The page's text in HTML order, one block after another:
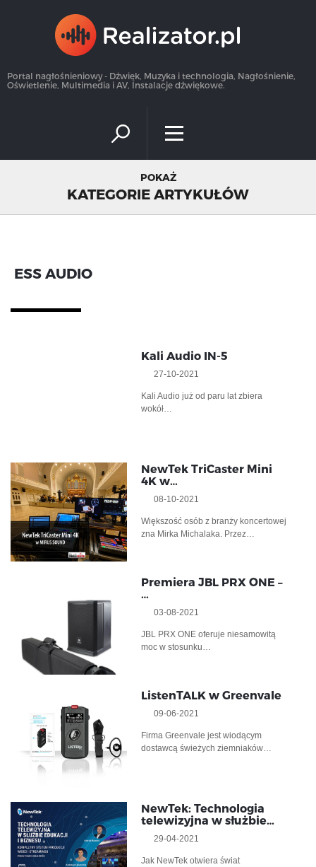
Portal nagłośnieniowy - Dźwięk, Muzyka i technologia, Nagłośnienie,
Oświetlenie, Multimedia i AV, Instalacje dźwiękowe.
POKAŻ
KATEGORIE ARTYKUŁÓW
ESS AUDIO
Kali Audio IN-5
27-10-2021
Kali Audio już od paru lat zbiera
wokół…
NewTek TriCaster Mini
4K w…
08-10-2021
Większość osób z branży koncertowej
zna Mirka Michalaka. Przez…
Premiera JBL PRX ONE –
…
03-08-2021
JBL PRX ONE oferuje niesamowitą
moc w stosunku…
ListenTALK w Greenvale
09-06-2021
Firma Greenvale jest wiodącym
dostawcą świeżych ziemniaków…
NewTek: Technologia
telewizyjna w służbie…
29-04-2021
Jak NewTek otwiera świat